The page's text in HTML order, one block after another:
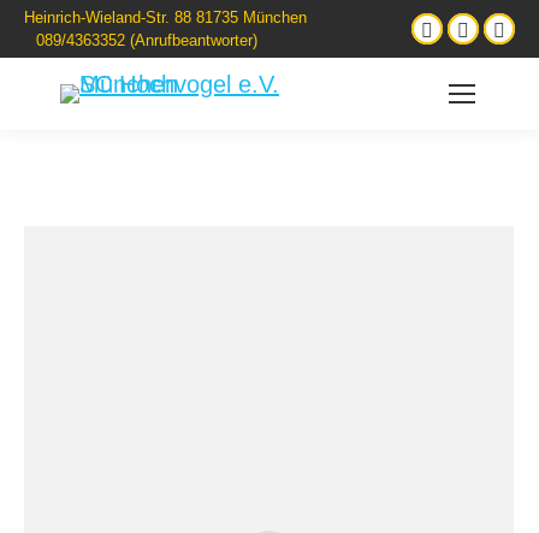
Heinrich-Wieland-Str. 88 81735 München
089/4363352 (Anrufbeantworter)